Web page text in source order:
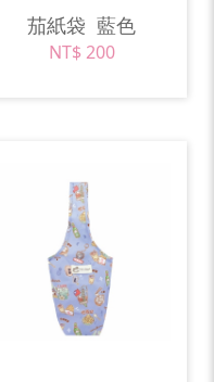
茄紙袋 藍色
NT$ 200